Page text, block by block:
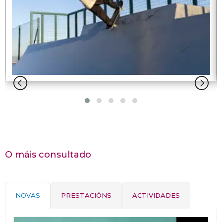
O máis consultado
NOVAS PRESTACIÓNS ACTIVIDADES